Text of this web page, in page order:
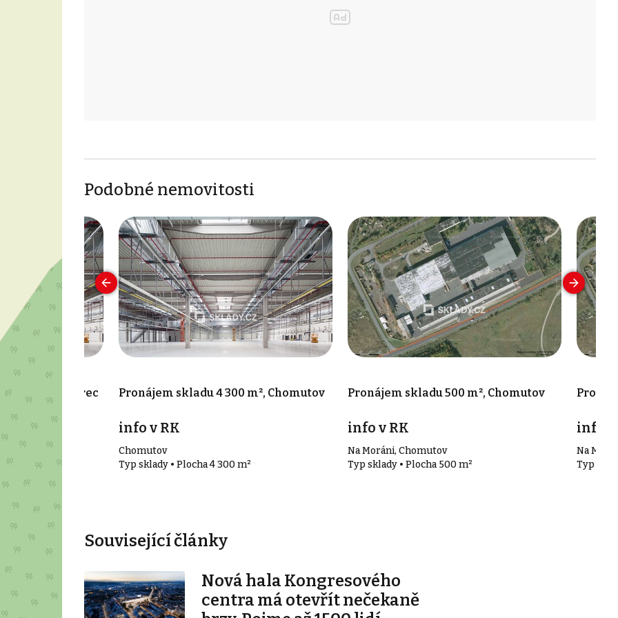
Podobné nemovitosti
m², Klášterec
m²
Pronájem skladu 4 300 m², Chomutov
info v RK
Chomutov
Typ sklady • Plocha 4 300 m²
Pronájem skladu 500 m², Chomutov
info v RK
Na Moráni, Chomutov
Typ sklady • Plocha 500 m²
info v
Na
Typ
Související články
Nová hala Kongresového
centra má otevřít nečekaně